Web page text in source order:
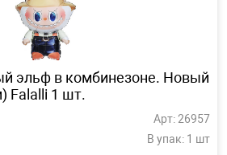
эльф в комбинезоне. Новый
Falalli 1 шт.
Арт: 26957
В упак: 1 шт